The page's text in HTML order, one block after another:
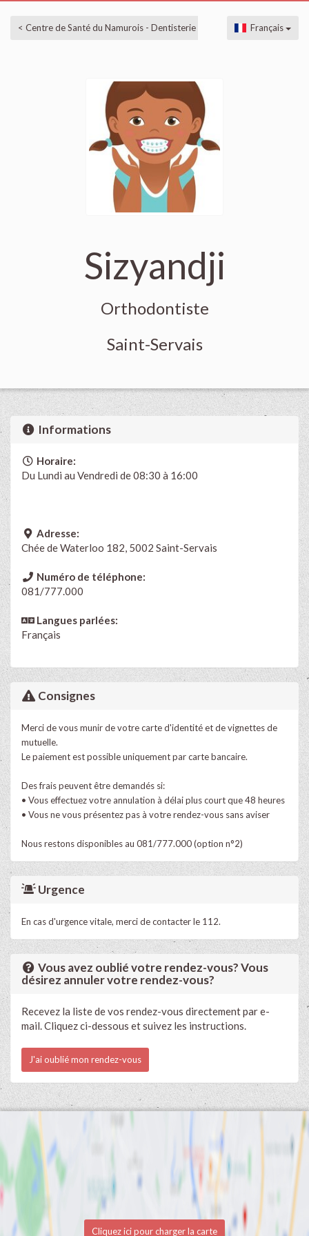
< Centre de Santé du Namurois - Dentisterie Français
Sizyandji
Orthodontiste
Saint-Servais
Informations
Horaire:
Du Lundi au Vendredi de 08:30 à 16:00
Adresse:
Chée de Waterloo 182, 5002 Saint-Servais
Numéro de téléphone:
081/777.000
Langues parlées:
Français
Consignes
Merci de vous munir de votre carte d'identité et de vignettes de
mutuelle.
Le paiement est possible uniquement par carte bancaire.
Des frais peuvent être demandés si:
• Vous effectuez votre annulation à délai plus court que 48 heures
• Vous ne vous présentez pas à votre rendez-vous sans aviser
Nous restons disponibles au 081/777.000 (option n°2)
Urgence
En cas d'urgence vitale, merci de contacter le 112.
Vous avez oublié votre rendez-vous? Vous
désirez annuler votre rendez-vous?
Recevez la liste de vos rendez-vous directement par e-
mail. Cliquez ci-dessous et suivez les instructions.
J'ai oublié mon rendez-vous
Cliquez ici pour charger la carte